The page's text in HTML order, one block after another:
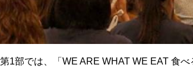
1部では、「WE ARE WHAT WE EAT 食